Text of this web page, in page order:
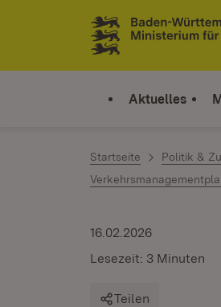
Zum Inhalt springen
Link zur Startseite
Aktuelles
Startseite Politik &
16.02.2026
Lesezeit: 3 Minuten
Teilen